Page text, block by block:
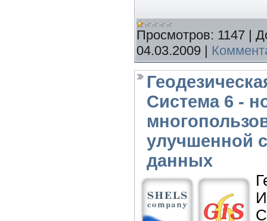
Просмотров: 1147 |
04.03.2009 |
Система 6 -
улучшенной
данных